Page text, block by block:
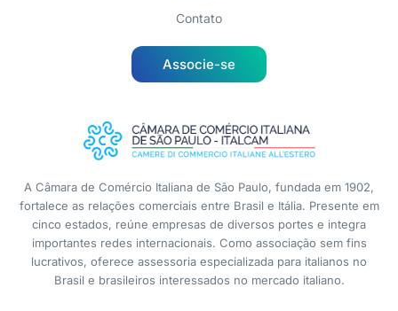
Contato
Associe-se
A Câmara de Comércio Italiana de São Paulo, fundada em 1902,
fortalece as relações comerciais entre Brasil e Itália. Presente em
cinco estados, reúne empresas de diversos portes e integra
importantes redes internacionais. Como associação sem fins
lucrativos, oferece assessoria especializada para italianos no
Brasil e brasileiros interessados no mercado italiano.